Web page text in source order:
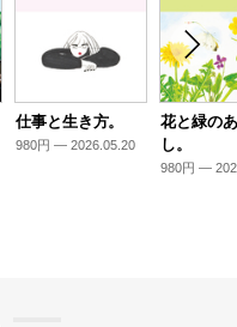
仕事と生き方。
980円 — 2026.05.20
花と緑の
し。
980円 —